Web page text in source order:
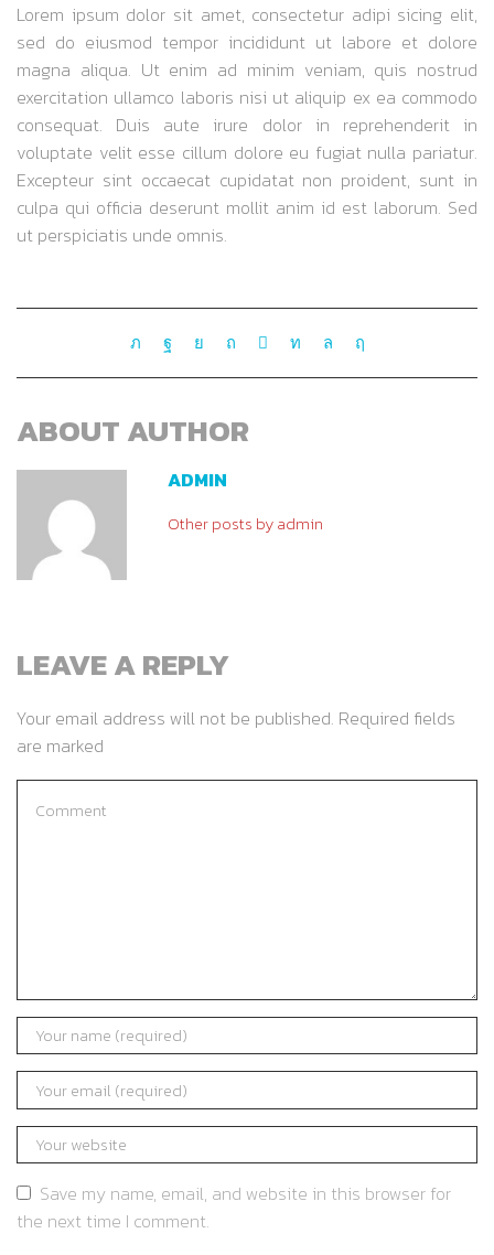
Lorem ipsum dolor sit amet, consectetur adipi sicing elit,
sed do eiusmod tempor incididunt ut labore et dolore
magna aliqua. Ut enim ad minim veniam, quis nostrud
exercitation ullamco laboris nisi ut aliquip ex ea commodo
consequat. Duis aute irure dolor in reprehenderit in
voluptate velit esse cillum dolore eu fugiat nulla pariatur.
Excepteur sint occaecat cupidatat non proident, sunt in
culpa qui officia deserunt mollit anim id est laborum. Sed
ut perspiciatis unde omnis.
ABOUT AUTHOR
ADMIN
Other posts by admin
LEAVE A REPLY
Your email address will not be published. Required fields
are marked
Save my name, email, and website in this browser for
the next time I comment.